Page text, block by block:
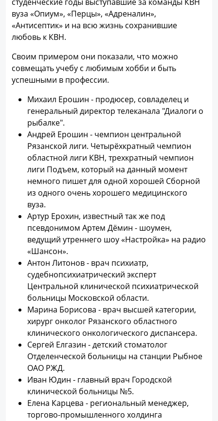
вуза «Опиум», «Перцы», «Адреналин»,
«Антисептик» и на всю жизнь сохранившие
любовь к КВН.
Своим примером они показали, что можно
совмещать учебу с любимым хобби и быть
успешными в профессии.
Михаил Ерошин - продюсер, совладелец и
генеральный директор телеканала "Диалоги о
рыбалке".
Андрей Ерошин - чемпион центральной
Рязанской лиги. Четырёхкратный чемпион
областной лиги КВН, трехкратный чемпион
лиги Подъем, который на данный момент
немного пишет для одной хорошей Сборной
из одного очень хорошего медицинского
вуза.
Артур Ерохин, известный так же под
псевдонимом Артем Дёмин - шоумен,
ведущий утреннего шоу «Настройка» на радио
«Шансон».
Антон Литонов - врач психиатр,
судебнопсихиатрический эксперт
Центральной клинической психиатрической
больницы Московской области.
Марина Борисова - врач высшей категории,
хирург онколог Рязанского областного
клинического онкологического диспансера.
Сергей Елгазин - детский стоматолог
Отделенческой больницы на станции Рыбное
ОАО РЖД.
Иван Юдин - главный врач Городской
клинической больницы №5.
Елена Карцева - региональный менеджер,
торгово-промышленного холдинга